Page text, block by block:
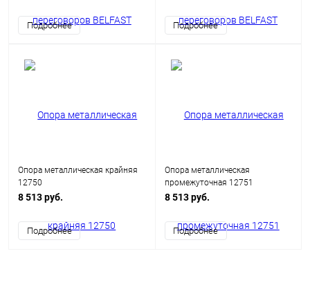
Подробнее Подробнее
Опора металлическая крайняя
12750
8 513 руб.
Подробнее
Опора металлическая
промежуточная 12751
8 513 руб.
Подробнее